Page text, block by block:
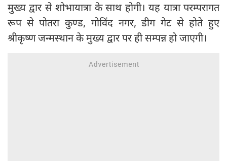
मुख्य द्वार से शोभायात्रा के साथ होगी। यह यात्रा परम्परागत
रूप से पोतरा कुण्ड, गोविंद नगर, डीग गेट से होते हुए
श्रीकृष्ण जन्मस्थान के मुख्य द्वार पर ही सम्पन्न हो जाएगी।